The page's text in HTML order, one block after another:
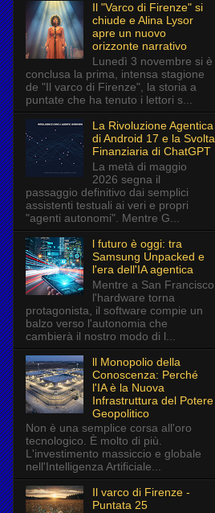
Il "Varco di Firenze" si
chiude e Alina Lysor
apre un nuovo
orizzonte narrativo
Lunedì 3 novembre si è
conclusa la prima, intensa stagione
de "Il varco di Firenze", la storia a
puntate che ha tenuto i lettori s...
La Rivoluzione Agentica
di Android 17 e la Svolta
Finanziaria di ChatGPT
La metà di maggio
2026 segna il
passaggio definitivo dai semplici
assistenti testuali ai veri e propri
"agenti autonomi". Mentre G...
l futuro è oggi: tra
Samsung Unpacked e
l'era dell'IA agentica
Mentre a San Francisco
l'hardware torna
protagonista, il software compie un
balzo verso l'autonomia che
cambierà il nostro modo di l...
ll Monopolio della
Conoscenza: Perché
l'IA è la Nuova
Infrastruttura del Potere
Geopolitico
Non è una semplice corsa all'oro
tecnologico. È molto di più.
L'investimento massiccio e globale
nell'Intelligenza Artificiale...
Il varco di Firenze -
Puntata 25